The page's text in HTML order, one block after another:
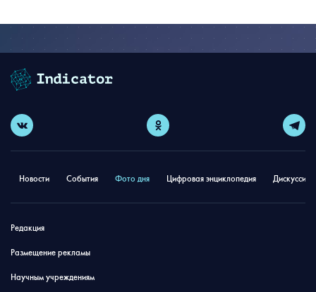
Новости События Фото дня Цифровая энциклопедия
Редакция
Размещение рекламы
Научным учреждениям